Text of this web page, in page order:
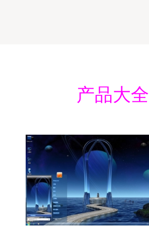
产品大全